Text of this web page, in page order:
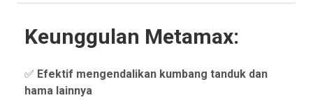
Keunggulan Metamax:
✅ Efektif mengendalikan kumbang tanduk dan
hama lainnya